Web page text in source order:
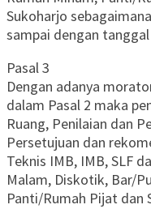
Sukoharjo
sampai dengan
Pasal 3
Dengan adanya
dalam Pasal 2 maka
Ruang, Penilaian dan
Persetujuan dan
Teknis IMB, IMB, SLF
Malam, Diskotik, Bar/
Panti/Rumah Pijat dan